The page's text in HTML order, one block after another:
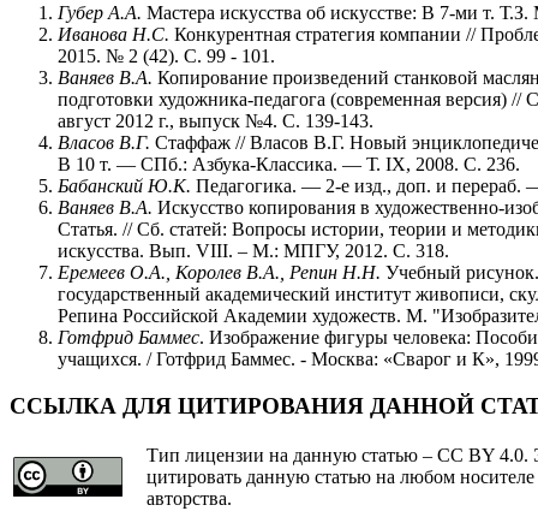
Губер А.А. Мастера искусства об искусстве: В 7-ми т.
Иванова Н.С. Конкурентная стратегия компании //
2015. № 2 (42). С. 99 - 101.
Ваняев В.А. Копирование произведений станковой
подготовки художника-педагога (современная версия)
август 2012 г., выпуск №4. С. 139-143.
Власов В.Г. Стаффаж // Власов В.Г. Новый
В 10 т. — СПб.: Азбука-Классика. — Т. IX, 2008. С. 236.
Бабанский Ю.К. Педагогика. — 2-е изд., доп. и
Ваняев В.А. Искусство копирования в художественно-
Статья. // Сб. статей: Вопросы истории, теории и
искусства. Вып. VIII. – М.: МПГУ, 2012. С. 318.
Еремеев О.А., Королев В.А., Репин Н.Н. Учебный
государственный академический институт живописи,
Репина Российской Академии художеств. М.
Готфрид Баммес. Изображение фигуры человека:
учащихся. / Готфрид Баммес. - Москва: «Сварог и К»,
ССЫЛКА ДЛЯ ЦИТИРОВАНИЯ ДАННОЙ
Тип лицензии на данную статью – CC BY 4.0.
цитировать данную статью на любом
авторства.